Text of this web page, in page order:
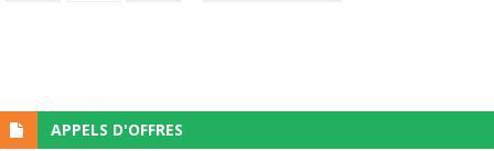
APPELS D'OFFRES